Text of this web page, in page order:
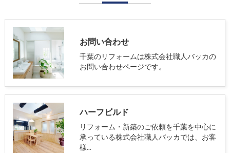
お問い合わせ
千葉のリフォームは株式会社職人バッカの
お問い合わせページです。
ハーフビルド
リフォーム・新築のご依頼を千葉を中心に
承っている株式会社職人バッカでは、お客
様…